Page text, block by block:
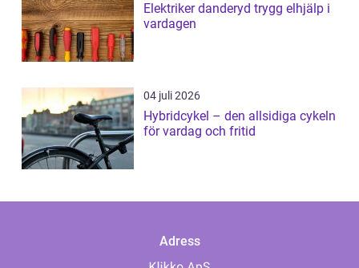
Elektriker danderyd trygg elhjälp i
vardagen
04 juli 2026
Hybridcykel – den allsidiga cykeln
för vardag och fritid
Adress